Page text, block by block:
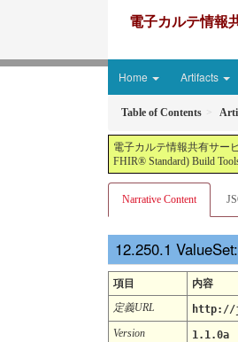
電子カルテ情報
Home Artifacts
Table of Contents
電子カルテ情報共有サー
FHIR® Standard) Build
Narrative Content
項目
内容
定義URL
http://
Version
1.1.0a